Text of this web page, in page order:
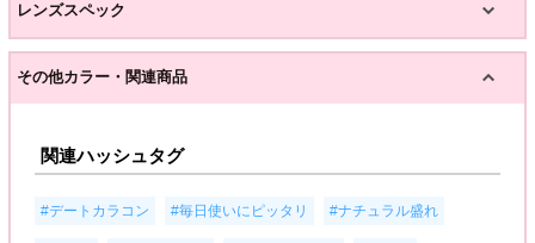
レンズスペック
その他カラー・関連商品
関連ハッシュタグ
#デートカラコン #毎日使いにピッタリ #ナチュラル盛れ